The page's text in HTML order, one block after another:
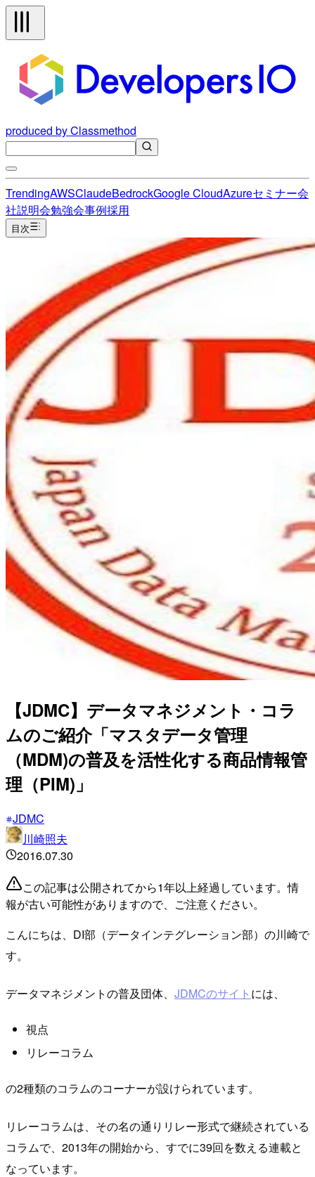
produced by Classmethod
TrendingAWSClaudeBedrockGoogle CloudAzureセミナー会
社説明会勉強会事例採用
目次
【JDMC】データマネジメント・コラ
ムのご紹介「マスタデータ管理
（MDM)の普及を活性化する商品情報管
理（PIM)」
JDMC
川崎照夫
2016.07.30
この記事は公開されてから1年以上経過しています。情
報が古い可能性がありますので、ご注意ください。
こんにちは、DI部（データインテグレーション部）の川崎で
す。
データマネジメントの普及団体、 JDMCのサイト には、
視点
リレーコラム
の2種類のコラムのコーナーが設けられています。
リレーコラムは、その名の通りリレー形式で継続されている
コラムで、2013年の開始から、すでに39回を数える連載と
なっています。